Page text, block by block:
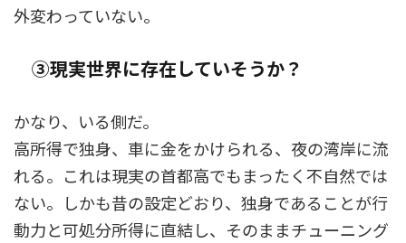
外変わっていない。
③現実世界に存在していそうか？
かなり、いる側だ。
高所得で独身、車に金をかけられる、夜の湾岸に流
れる。これは現実の首都高でもまったく不自然では
ない。しかも昔の設定どおり、独身であることが行
動力と可処分所得に直結し、そのままチューニング